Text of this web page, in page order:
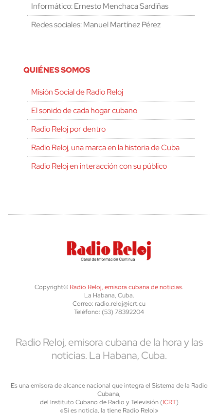
Informático: Ernesto Menchaca Sardiñas
Redes sociales: Manuel Martínez Pérez
QUIÉNES SOMOS
Misión Social de Radio Reloj
El sonido de cada hogar cubano
Radio Reloj por dentro
Radio Reloj, una marca en la historia de Cuba
Radio Reloj en interacción con su público
Copyright© Radio Reloj, emisora cubana de noticias.
La Habana, Cuba.
Correo: radio.reloj@icrt.cu
Teléfono: (53) 78392204
Radio Reloj, emisora cubana de la hora y las
noticias. La Habana, Cuba.
Es una emisora de alcance nacional que integra el Sistema de la Radio
Cubana,
del Instituto Cubano de Radio y Televisión (ICRT)
«Si es noticia, la tiene Radio Reloj»